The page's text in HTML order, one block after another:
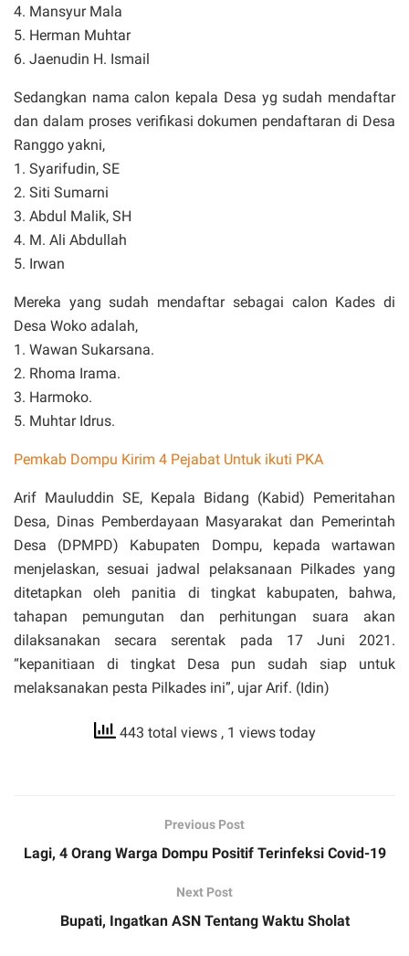
4. Mansyur Mala
5. Herman Muhtar
6. Jaenudin H. Ismail
Sedangkan nama calon kepala Desa yg sudah mendaftar
dan dalam proses verifikasi dokumen pendaftaran di Desa
Ranggo yakni,
1. Syarifudin, SE
2. Siti Sumarni
3. Abdul Malik, SH
4. M. Ali Abdullah
5. Irwan
Mereka yang sudah mendaftar sebagai calon Kades di
Desa Woko adalah,
1. Wawan Sukarsana.
2. Rhoma Irama.
3. Harmoko.
5. Muhtar Idrus.
Pemkab Dompu Kirim 4 Pejabat Untuk ikuti PKA
Arif Mauluddin SE, Kepala Bidang (Kabid) Pemeritahan
Desa, Dinas Pemberdayaan Masyarakat dan Pemerintah
Desa (DPMPD) Kabupaten Dompu, kepada wartawan
menjelaskan, sesuai jadwal pelaksanaan Pilkades yang
ditetapkan oleh panitia di tingkat kabupaten, bahwa,
tahapan pemungutan dan perhitungan suara akan
dilaksanakan secara serentak pada 17 Juni 2021.
“kepanitiaan di tingkat Desa pun sudah siap untuk
melaksanakan pesta Pilkades ini”, ujar Arif. (Idin)
443 total views , 1 views today
Previous Post
Lagi, 4 Orang Warga Dompu Positif Terinfeksi Covid-19
Next Post
Bupati, Ingatkan ASN Tentang Waktu Sholat